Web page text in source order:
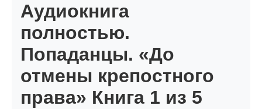
Аудиокнига
полностью.
Попаданцы. «До
отмены крепостного
права» Книга 1 из 5